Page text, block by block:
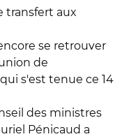
transfert aux
se retrouver
de
s'est tenue ce 14
des ministres
Pénicaud a